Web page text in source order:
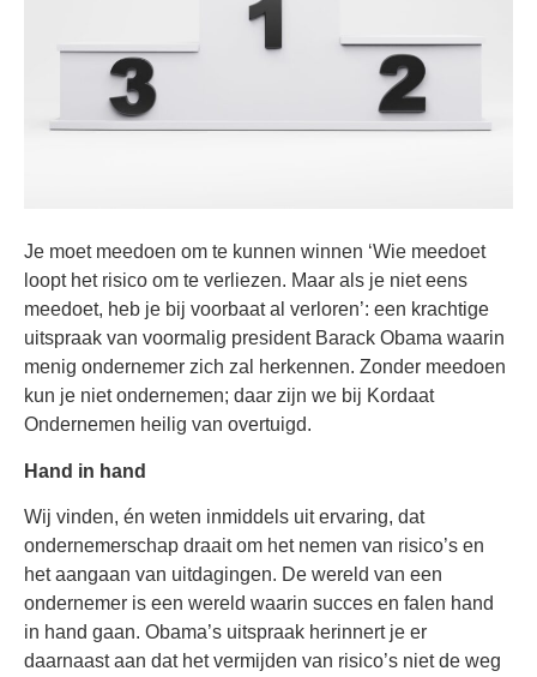
Je moet meedoen om te kunnen winnen ‘Wie meedoet
loopt het risico om te verliezen. Maar als je niet eens
meedoet, heb je bij voorbaat al verloren’: een krachtige
uitspraak van voormalig president Barack Obama waarin
menig ondernemer zich zal herkennen. Zonder meedoen
kun je niet ondernemen; daar zijn we bij Kordaat
Ondernemen heilig van overtuigd.
Hand in hand
Wij vinden, én weten inmiddels uit ervaring, dat
ondernemerschap draait om het nemen van risico’s en
het aangaan van uitdagingen. De wereld van een
ondernemer is een wereld waarin succes en falen hand
in hand gaan. Obama’s uitspraak herinnert je er
daarnaast aan dat het vermijden van risico’s niet de weg